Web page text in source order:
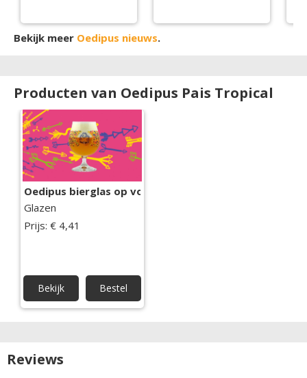
Bekijk meer Oedipus nieuws.
Producten van Oedipus Pais Tropical
Oedipus bierglas op voet
Glazen
Prijs: € 4,41
Bekijk Bestel
Reviews